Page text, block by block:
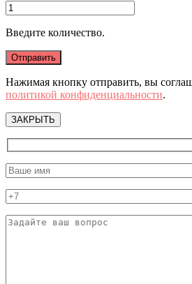
Введите количество.
Нажимая кнопку отправить, вы
политикой конфиденциальности.
ЗАКРЫТЬ